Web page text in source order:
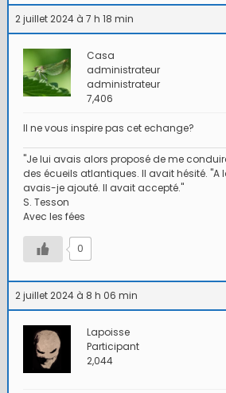
2 juillet 2024 à 7 h 18 min
Casa
administrateur
administrateur
7,406
Il ne vous inspire pas cet echange?
"Je lui avais alors proposé de me
des écueils atlantiques. Il avait hésité. "A
avais-je ajouté. Il avait accepté."
S. Tesson
Avec les fées
0
2 juillet 2024 à 8 h 06 min
Lapoisse
Participant
2,044